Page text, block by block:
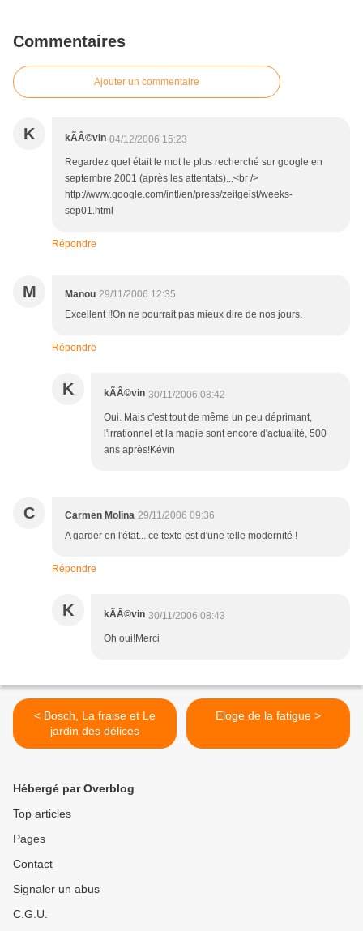
Commentaires
Ajouter un commentaire
K kÃÂ©vin 04/12/2006 15:23
Regardez quel était le mot le plus recherché sur google en
septembre 2001 (après les attentats)...<br />
http://www.google.com/intl/en/press/zeitgeist/weeks-
sep01.html
Répondre
M Manou 29/11/2006 12:35
Excellent !!On ne pourrait pas mieux dire de nos jours.
Répondre
K kÃÂ©vin 30/11/2006 08:42
Oui. Mais c'est tout de même un peu déprimant,
l'irrationnel et la magie sont encore d'actualité, 500
ans après!Kévin
C Carmen Molina 29/11/2006 09:36
A garder en l'état... ce texte est d'une telle modernité !
Répondre
K kÃÂ©vin 30/11/2006 08:43
Oh oui!Merci
< Bosch, La fraise et Le
jardin des délices
Eloge de la fatigue >
Hébergé par Overblog
Top articles
Pages
Contact
Signaler un abus
C.G.U.